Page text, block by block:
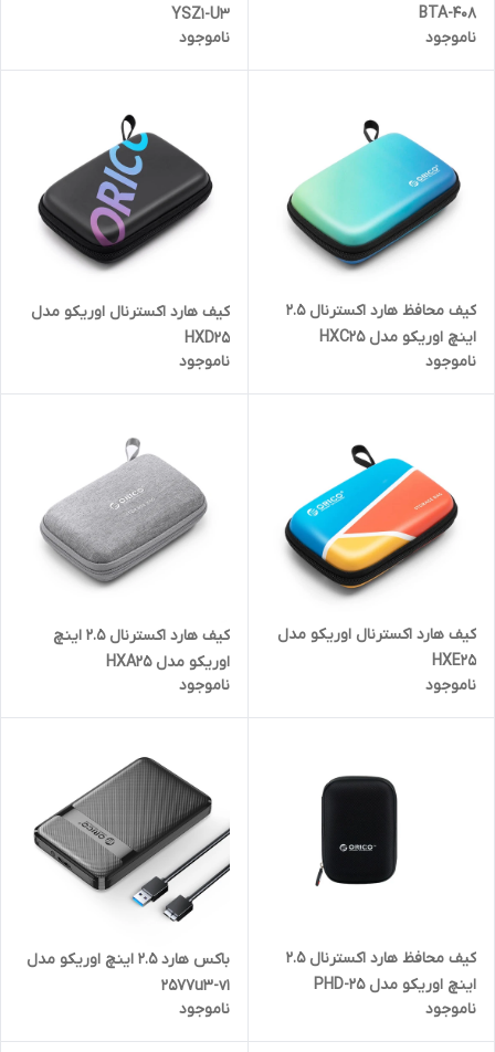
BTA-408
ناموجود
YSZ1-U3
ناموجود
کیف محافظ هارد اکسترنال 2.5
اینچ اوریکو مدل HXC25
ناموجود
کیف هارد اکسترنال اوریکو مدل
HXD25
ناموجود
کیف هارد اکسترنال اوریکو مدل
HXE25
ناموجود
کیف هارد اکسترنال 2.5 اینچ
اوریکو مدل HXA25
ناموجود
کیف محافظ هارد اکسترنال ۲.۵
اینچ اوریکو مدل PHD-25
ناموجود
باکس هارد 2.5 اینچ اوریکو مدل
2577u3-v1
ناموجود